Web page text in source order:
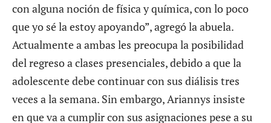
con alguna noción de física y química, con lo poco
que yo sé la estoy apoyando”, agregó la abuela.
Actualmente a ambas les preocupa la posibilidad
del regreso a clases presenciales, debido a que la
adolescente debe continuar con sus diálisis tres
veces a la semana. Sin embargo, Ariannys insiste
en que va a cumplir con sus asignaciones pese a su